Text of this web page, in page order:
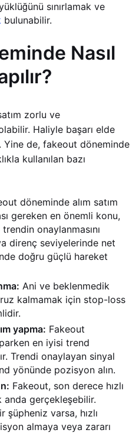
sınırlamak ve
bulunabilir.
Nasıl
zorlu ve
Haliyle başarı elde
de, fakeout döneminde
kullanılan bazı
döneminde alım satım
gereken en önemli konu,
onaylanmasını
direnç seviyelerinde net
doğru güçlü hareket
Ani ve beklenmedik
kalmamak için stop-loss
yapma: Fakeout
en iyisi trend
Trendi onaylayan sinyal
yönünde pozisyon alın.
Fakeout, son derece hızlı
gerçekleşebilir.
şüpheniz varsa, hızlı
almaya veya zararı